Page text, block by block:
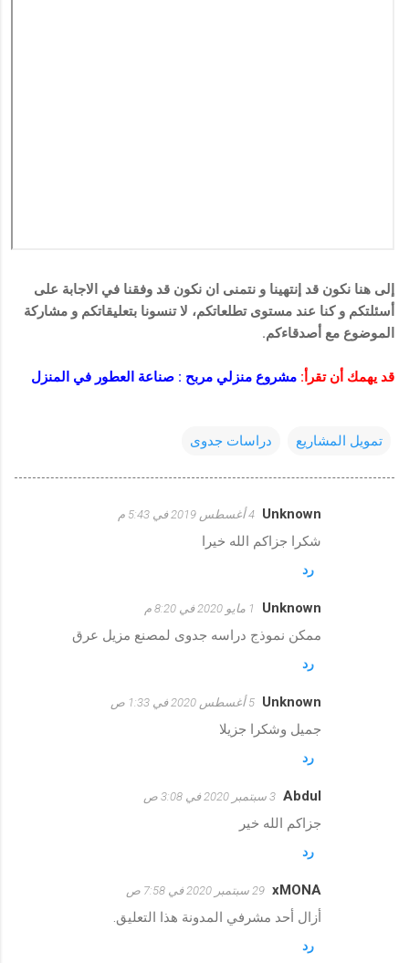
إلى هنا نكون قد إنتهينا و نتمنى ان نكون قد وفقنا في الاجابة على
أسئلتكم و كنا عند مستوى تطلعاتكم، لا تنسونا بتعليقاتكم و مشاركة
الموضوع مع أصدقاءكم.
قد يهمك أن تقرأ: مشروع منزلي مربح : صناعة العطور في المنزل
تمويل المشاريع دراسات جدوى
Unknown 4 أغسطس 2019 في 5:43 م
شكرا جزاكم الله خيرا
رد
Unknown 1 مايو 2020 في 8:20 م
ممكن نموذج دراسه جدوى لمصنع مزيل عرق
رد
Unknown 5 أغسطس 2020 في 1:33 ص
جميل وشكرا جزيلا
رد
Abdul 3 سبتمبر 2020 في 3:08 ص
جزاكم الله خير
رد
xMONA 29 سبتمبر 2020 في 7:58 ص
أزال أحد مشرفي المدونة هذا التعليق.
رد